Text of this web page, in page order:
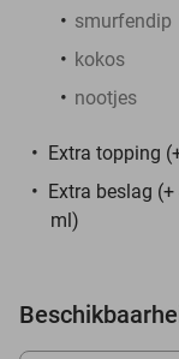
smurfendip
kokos
nootjes
Extra topping
Extra beslag
ml)